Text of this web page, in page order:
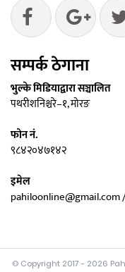
सम्पर्क ठेगाना
भुल्के मिडियाद्वारा सञ्चालित
पथरीशनिश्चरे–१, मोरङ
फोन नं.
९८४२०४७१४२
इमेल
© Copyright 2017 - 2026